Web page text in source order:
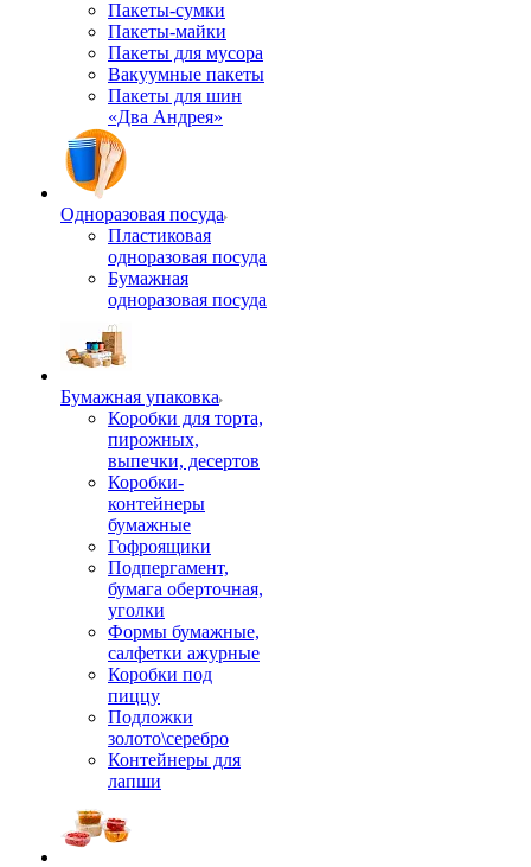
Пакеты-сумки
Пакеты-майки
Пакеты для мусора
Вакуумные пакеты
Пакеты для шин
«Два Андрея»
Одноразовая посуда
Пластиковая
одноразовая посуда
Бумажная
одноразовая посуда
Бумажная упаковка
Коробки для торта,
пирожных,
выпечки, десертов
Коробки-
контейнеры
бумажные
Гофроящики
Подпергамент,
бумага оберточная,
уголки
Формы бумажные,
салфетки ажурные
Коробки под
пиццу
Подложки
золото\серебро
Контейнеры для
лапши